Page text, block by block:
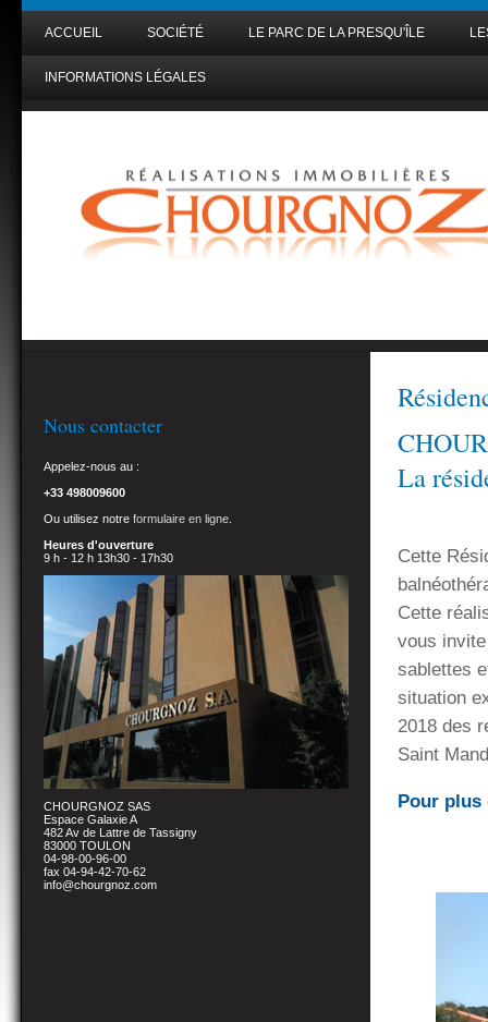
ACCUEIL SOCIÉTÉ LE PARC DE LA PRESQU'ÎLE
INFORMATIONS LÉGALES
Nous contacter
Appelez-nous au :
+33 498009600
Ou utilisez notre formulaire en ligne
Heures d'ouverture
9 h - 12 h 13h30 - 17h30
CHOURGNOZ SAS
Espace Galaxie A
482 Av de Lattre de Tassigny
83000 TOULON
04-98-00-96-00
fax 04-94-42-70-62
info@chourgnoz.com
La
Cette
Cette
vous
sablettes
situation
2018 des
Saint
Pour plus